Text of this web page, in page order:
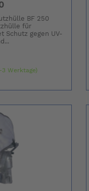
BF 250
für
Schutz gegen UV-
Werktage)